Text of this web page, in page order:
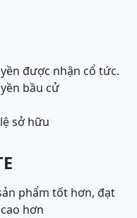
được nhận cổ tức.
bầu cử
sở hữu
phẩm tốt hơn, đạt
hơn